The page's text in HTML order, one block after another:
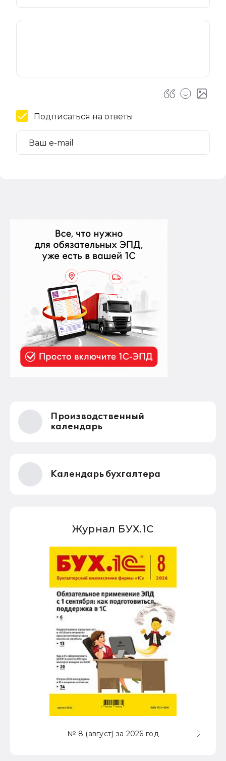
Подписаться на ответы
Производственный
календарь
Календарь бухгалтера
Журнал БУХ.1С
№ 8 (август) за 2026 год